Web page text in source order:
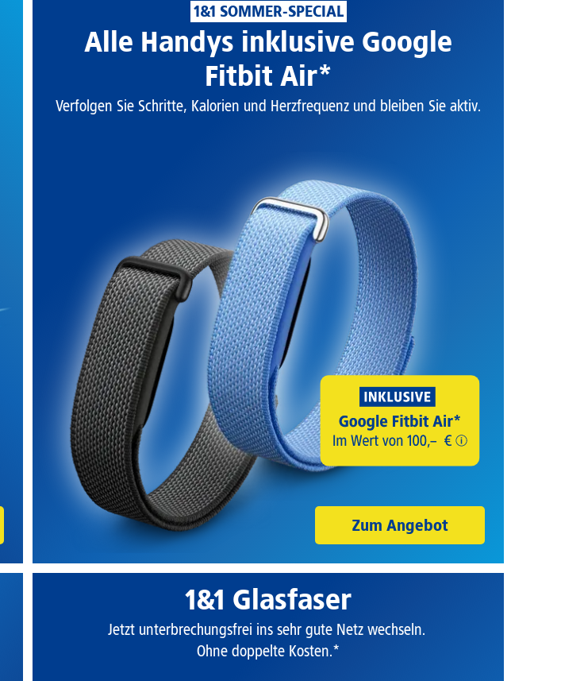
1&1 SOMMER-SPECIAL
Alle Handys inklusive Google
Fitbit Air*
Verfolgen Sie Schritte, Kalorien und Herzfrequenz und bleiben Sie aktiv.
Zum Angebot
1&1 Glasfaser
Jetzt unterbrechungsfrei ins sehr gute Netz wechseln.
Ohne doppelte Kosten.*